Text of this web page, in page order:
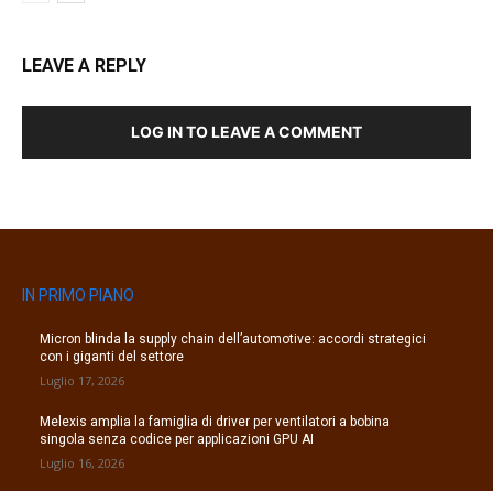
LEAVE A REPLY
LOG IN TO LEAVE A COMMENT
IN PRIMO PIANO
Micron blinda la supply chain dell’automotive: accordi strategici
con i giganti del settore
Luglio 17, 2026
Melexis amplia la famiglia di driver per ventilatori a bobina
singola senza codice per applicazioni GPU AI
Luglio 16, 2026